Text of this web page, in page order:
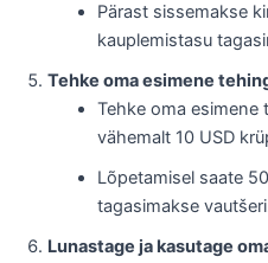
Pärast sissemakse
kauplemistasu
Tehke oma esimene
Tehke oma
vähemalt 10 USD
Lõpetamisel saate
tagasimakse
Lunastage ja kasutage